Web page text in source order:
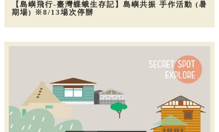
【島嶼飛行-臺灣蝶蛾生存記】島嶼共振 手作活動 (暑
期場) ※8/13場次停辦